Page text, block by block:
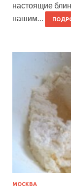
настоящие
нашим…
МОСКВА